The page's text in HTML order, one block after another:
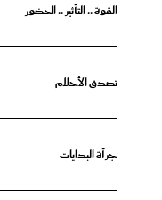
القوة .. التأثير .. الحضور
تصدق الأحلام
جرأة البدايات